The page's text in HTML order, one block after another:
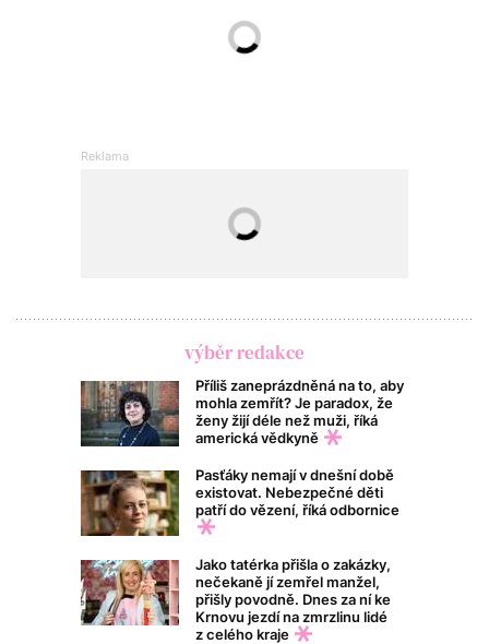
výběr redakce
Příliš zaneprázdněná na to, aby
mohla zemřít? Je paradox, že
ženy žijí déle než muži, říká
americká vědkyně
Pasťáky nemají v dnešní době
existovat. Nebezpečné děti
patří do vězení, říká odbornice
Jako tatérka přišla o zakázky,
nečekaně jí zemřel manžel,
přišly povodně. Dnes za ní ke
Krnovu jezdí na zmrzlinu lidé
z celého kraje